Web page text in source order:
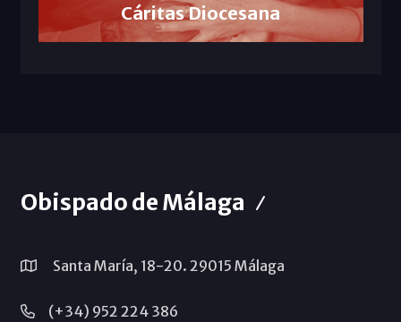
Cáritas Diocesana
Obispado de Málaga
Santa María, 18-20. 29015 Málaga
(+34) 952 224 386